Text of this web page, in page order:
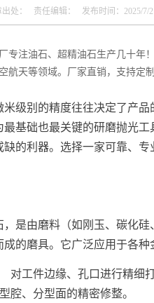
出处： 责任编辑： 发布时间：2025/7/2
专注油石、超精油石生产几十年
航天等领域。厂家直销，支持定
级别的精度往往决定了产
最基础也最关键的研磨抛光
缺的利器。选择一家可靠、专
，是由磨料（如刚玉、碳化
的磨具。它广泛应用于各种
对工件边缘、孔口进行精细打
腔、分型面的精密修整。